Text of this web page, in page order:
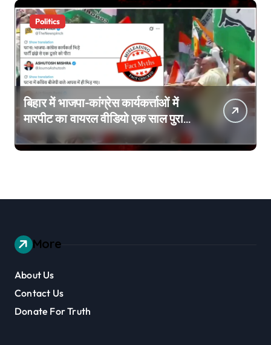
Politics
बिहार में भाजपा-कांग्रेस कार्यकर्त्ताओं में
मारपीट का वायरल वीडियो एक साल पुराना
है
More
About Us
Contact Us
Donate For Truth